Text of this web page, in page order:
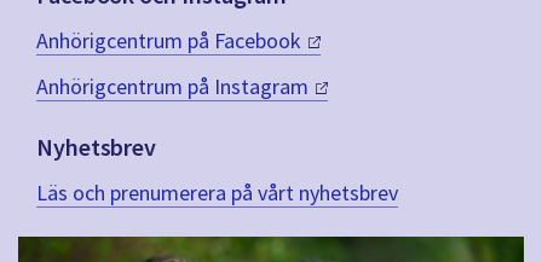
Anhörigcentrum på Facebook
Anhörigcentrum på Instagram
Nyhetsbrev
Läs och prenumerera på vårt nyhetsbrev